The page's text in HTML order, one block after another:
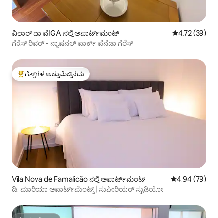
ವಿಲಾರ್ ದಾ ವೆIGA ನಲ್ಲಿ ಅಪಾರ್ಟ್‌ಮಂಟ್ 5 ರಲ್ಲಿ 4.72
4.72 (39)
ಗೆರೆಸ್ ರಿವರ್ - ನ್ಯಾಷನಲ್ ಪಾರ್ಕ್ ಪೆನೆಡಾ ಗೆರೆಸ್
ಗೆಸ್ಟ್‌ಗಳಿಗೆ ಅತಿ ಹೆಚ್ಚು ಅಚ್ಚುಮೆಚ್ಚಿನದು
ಗೆಸ್ಟ್‌ಗಳ ಅಚ್ಚುಮೆಚ್ಚಿನದು
Vila Nova de Famalicão ನಲ್ಲಿ ಅಪಾರ್ಟ್‌ಮಂಟ್ 5 ರಲ್ಲಿ 4.94
4.94 (79)
ಡಿ. ಮಾರಿಯಾ ಅಪಾರ್ಟ್‌ಮೆಂಟ್ಸ್ | ಸುಪೀರಿಯರ್ ಸ್ಟುಡಿಯೋ